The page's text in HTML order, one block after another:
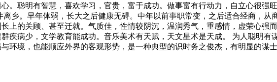
。聪明有智慧，喜欢学习，官贵，富于成功。做事富有行动力，自立心很强
乡。早年体弱，长大之后健康无碍。中年以前事职常变，之后适合经商，从
上的关顾、甚至迁就。气质佳，性情较阴沉，温润秀气，重感情，虚荣心强
疾病少，文学教育能成功。音乐美术有天赋，天文星术是天成。 为人聪明有
境，也能顺应外界的客观形势，是一种典型的识时务之俊杰，有明显的谋士